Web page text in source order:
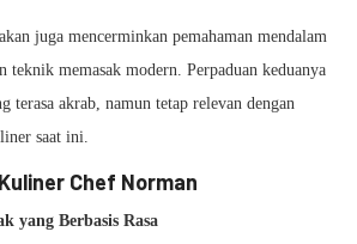
juga mencerminkan pemahaman mendalam
teknik memasak modern. Perpaduan keduanya
terasa akrab, namun tetap relevan dengan
saat ini.
Chef Norman
yang Berbasis Rasa